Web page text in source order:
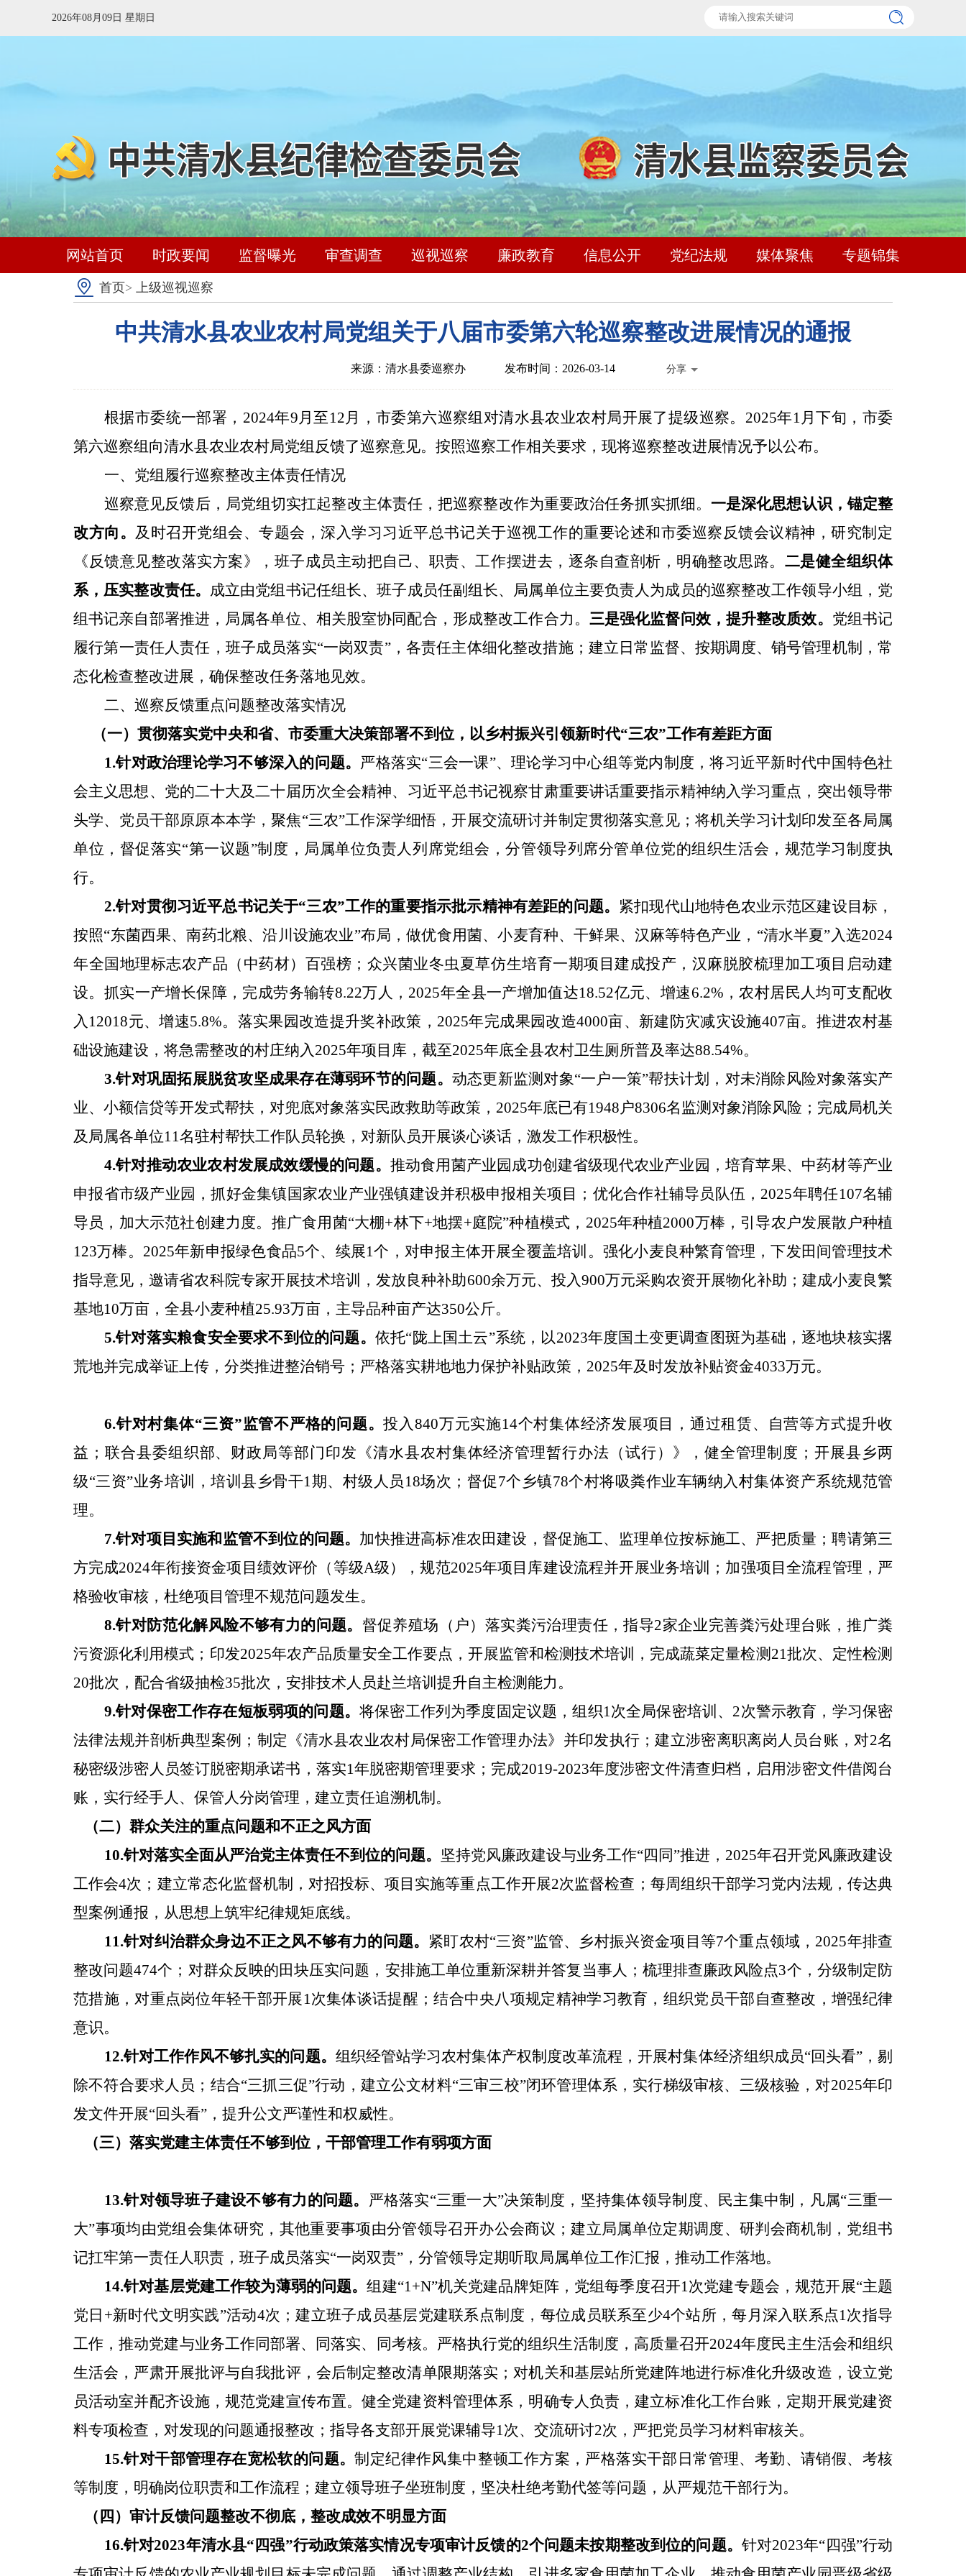
2026年08月09日 星期日
网站首页 时政要闻 监督曝光 审查调查 巡视巡察 廉政教育 信息公开 党纪法规 媒体聚焦 专题锦集
首页> 上级巡视巡察
中共清水县农业农村局党组关于八届市委第六轮巡察整改进展情况的通报
来源：清水县委巡察办 发布时间：2026-03-14 分享
根据市委统一部署， 2024年9月至12月，市委第六巡察组对清水县农业农村局开展了提级巡察。 2025年1月下旬，市委
第六巡察组向清水县农业农村局党组 反馈了巡察意见。按照巡察工作相关要求，现将巡察整改进展情况予以公布。
一、党组履行巡察整改主体责任情况
巡察意见反馈后，局党组切实扛起整改主体责任，把巡察整改作为重要政治任务抓实抓细。 一是深化思想认识，锚定整
改方向。 及时召开党组会、专题会，深入学习习近平总书记关于巡视工作的重要论述和市委巡察反馈会议精神，研究制定
《反馈意见整改落实方案》，班子成员主动把自己、职责、工作摆进去，逐条自查剖析，明确整改思路。 二是健全组织体
系，压实整改责任。 成立由党组书记任组长、班子成员任副组长、局属单位主要负责人为成员的巡察整改工作领导小组，党
组书记亲自部署推进，局属各单位、相关股室协同配合，形成整改工作合力。 三是强化监督问效，提升整改质效。 党组书记
履行第一责任人责任，班子成员落实“一岗双责”，各责任主体细化整改措施；建立日常监督、按期调度、销号管理机制，常
态化检查整改进展，确保整改任务落地见效。
二、巡察反馈重点问题整改落实情况
（一）贯彻落实党中央和省、市委重大决策部署不到位，以乡村振兴引领新时代“三农”工作有差距方面
1.针对政治理论学习不够深入的问题。 严格落实“三会一课”、理论学习中心组等党内制度，将习近平新时代中国特色社
会主义思想、党的二十大及二十届历次全会精神、习近平总书记视察甘肃重要讲话重要指示精神纳入学习重点，突出领导带
头学、党员干部原原本本学，聚焦“三农”工作深学细悟，开展交流研讨并制定贯彻落实意见；将机关学习计划印发至各局属
单位，督促落实“第一议题”制度，局属单位负责人列席党组会，分管领导列席分管单位党的组织生活会，规范学习制度执
行。
2.针对贯彻习近平总书记关于“三农”工作的重要指示批示精神有差距的问题。 紧扣现代山地特色农业示范区建设目标，
按照“东菌西果、南药北粮、沿川设施农业”布局，做优食用菌、小麦育种、干鲜果、汉麻等特色产业， “清水半夏”入选2024
年全国地理标志农产品（中药材）百强榜；众兴菌业冬虫夏草仿生培育一期项目建成投产，汉麻脱胶梳理加工项目启动建
设。抓实一产增长保障，完成劳务输转8.22万人， 2025年全县一产增加值达18.52亿元、增速6.2% ，农村居民人均可支配收
入 12018元、增速5.8%。落实果园改造提升奖补政策， 2025年完成果园改造4000亩、新建防灾减灾设施407亩。推进农村基
础设施建设，将急需整改的村庄纳入2025年项目库，截至2025年底全县农村卫生厕所普及率达88.54%。
3.针对巩固拓展脱贫攻坚成果存在薄弱环节的问题。 动态更新监测对象“一户一策”帮扶计划，对未消除风险对象落实产
业、小额信贷等开发式帮扶，对兜底对象落实民政救助等政策， 2025年底已有1948户8306名监测对象消除风险；完成局机关
及局属各单位11名驻村帮扶工作队员轮换，对新队员开展谈心谈话，激发工作积极性。
4.针对推动农业农村发展成效缓慢的问题。 推动食用菌产业园成功创建省级现代农业产业园，培育苹果、中药材等产业
申报省市级产业园，抓好金集镇国家农业产业强镇建设并积极申报相关项目；优化合作社辅导员队伍， 2025年聘任107名辅
导员，加大示范社创建力度。推广食用菌“大棚+林下+地摆+庭院”种植模式， 2025年种植2000万棒，引导农户发展散户种植
123万棒。 2025年新申报绿色食品5个、续展1个，对申报主体开展全覆盖培训。强化小麦良种繁育管理，下发田间管理技术
指导意见，邀请省农科院专家开展技术培训，发放良种补助600余万元、投入900万元采购农资开展物化补助；建成小麦良繁
基地10万亩，全县小麦种植25.93万亩，主导品种亩产达350公斤。
5.针对落实粮食安全要求不到位的问题。 依托“陇上国土云”系统，以2023年度国土变更调查图斑为基础，逐地块核实撂
荒地并完成举证上传，分类推进整治销号；严格落实耕地地力保护补贴政策， 2025年及时发放补贴资金4033万元。
6.针对村集体“三资”监管不严格的问题。投入840万元实施14个村集体经济发展项目，通过租赁、自营等方式提升收
益；联合县委组织部、财政局等部门印发《清水县农村集体经济管理暂行办法（试行）》，健全管理制度；开展县乡两
级“三资”业务培训，培训县乡骨干1期、村级人员 18场次；督促7个乡镇78个村将吸粪作业车辆纳入村集体资产系统规范管
理。
7.针对项目实施和监管不到位的问题。 加快推进高标准农田建设，督促施工、监理单位按标施工、严把质量；聘请第三
方完成2024年衔接资金项目绩效评价（等级A级），规范2025年项目库建设流程并开展业务培训；加强项目全流程管理，严
格验收审核，杜绝项目管理不规范问题发生。
8.针对防范化解风险不够有力的问题。 督促养殖场（户）落实粪污治理责任，指导2家企业完善粪污处理台账，推广粪
污资源化利用模式；印发2025年农产品质量安全工作要点，开展监管和检测技术培训，完成蔬菜定量检测 21批次、定性检测
20批次，配合省级抽检35批次，安排技术人员赴兰培训提升自主检测能力。
9.针对保密工作存在短板弱项的问题。 将保密工作列为季度固定议题，组织1次全局保密培训、 2次警示教育，学习保密
法律法规并剖析典型案例；制定《清水县农业农村局保密工作管理办法》并印发执行；建立涉密离职离岗人员台账，对2名
秘密级涉密人员签订脱密期承诺书，落实1年脱密期管理要求；完成2019-2023年度涉密文件清查归档，启用涉密文件借阅台
账，实行经手人、保管人分岗管理，建立责任追溯机制。
（二）群众关注的重点问题和不正之风方面
10.针对落实全面从严治党主体责任不到位的问题。 坚持党风廉政建设与业务工作“四同”推进， 2025年召开党风廉政建设
工作会4次；建立常态化监督机制，对招投标、项目实施等重点工作开展2次监督检查；每周组织干部学习党内法规，传达典
型案例通报，从思想上筑牢纪律规矩底线。
11.针对纠治群众身边不正之风不够有力的问题。 紧盯农村“三资”监管、乡村振兴资金项目等7个重点领域， 2025年排查
整改问题474个；对群众反映的田块压实问题，安排施工单位重新深耕并答复当事人；梳理排查廉政风险点3个，分级制定防
范措施，对重点岗位年轻干部开展1次集体谈话提醒；结合中央八项规定精神学习教育，组织党员干部自查整改，增强纪律
意识。
12.针对工作作风不够扎实的问题。 组织经管站学习农村集体产权制度改革流程，开展村集体经济组织成员“回头看”，剔
除不符合要求人员；结合“三抓三促”行动，建立公文材料“三审三校”闭环管理体系，实行梯级审核、三级核验，对2025年印
发文件开展“回头看” ，提升公文严谨性和权威性。
（三）落实党建主体责任不够到位，干部管理工作有弱项方面
13.针对领导班子建设不够有力的问题。 严格落实“三重一大”决策制度，坚持集体领导制度、民主集中制 ，凡属“三重一
大”事项均由党组会集体研究，其他重要事项由分管领导召开办公会商议；建立局属单位定期调度、研判会商机制，党组书
记扛牢第一责任人职责，班子成员落实“一岗双责” ，分管领导定期听取局属单位工作汇报，推动工作落地。
14.针对基层党建工作较为薄弱的问题。组建“1+N”机关党建品牌矩阵，党组每季度召开1次党建专题会，规范开展“主题
党日 +新时代文明实践”活动4次；建立班子成员基层党建联系点制度，每位成员联系至少4个站所，每月深入联系点1次指导
工作，推动党建与业务工作同部署、同落实、同考核。严格执行党的组织生活制度，高质量召开2024年度民主生活会和组织
生活会，严肃开展批评与自我批评，会后制定整改清单限期落实；对机关和基层站所党建阵地进行标准化升级改造，设立党
员活动室并配齐设施，规范党建宣传布置。健全党建资料管理体系，明确专人负责，建立标准化工作台账，定期开展党建资
料专项检查，对发现的问题通报整改；指导各支部开展党课辅导1次、交流研讨2次，严把党员学习材料审核关。
15.针对干部管理存在宽松软的问题。制定纪律作风集中整顿工作方案，严格落实干部日常管理、考勤、请销假、考核
等制度，明确岗位职责和工作流程；建立领导班子坐班制度，坚决杜绝考勤代签等问题，从严规范干部行为。
（四）审计反馈问题整改不彻底，整改成效不明显方面
16.针对2023年清水县“ 四强”行动政策落实情况专项审计反馈的2个问题未按期整改到位的问题。 针对2023年“四强”行动